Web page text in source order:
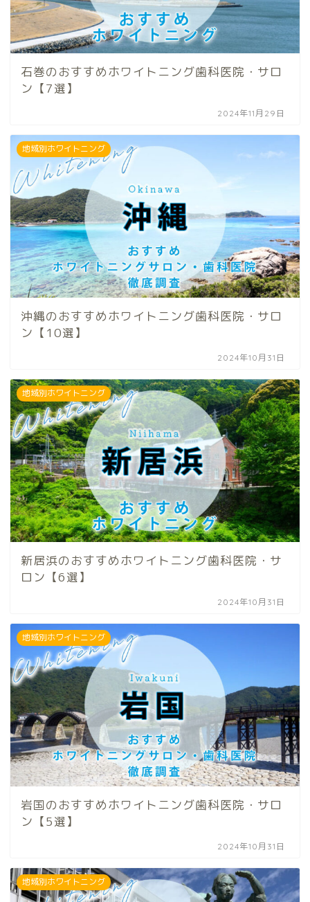
石巻のおすすめホワイトニング歯科医院・サロ
ン【7選】
2024年11月29日
地域別ホワイトニング
沖縄のおすすめホワイトニング歯科医院・サロ
ン【10選】
2024年10月31日
地域別ホワイトニング
新居浜のおすすめホワイトニング歯科医院・サ
ロン【6選】
2024年10月31日
地域別ホワイトニング
岩国のおすすめホワイトニング歯科医院・サロ
ン【5選】
2024年10月31日
地域別ホワイトニング